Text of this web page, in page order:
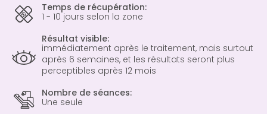
Temps de récupération:
1 - 10 jours selon la zone
Résultat visible:
immédiatement après le traitement, mais surtout
après 6 semaines, et les résultats seront plus
perceptibles après 12 mois
Nombre de séances:
Une seule